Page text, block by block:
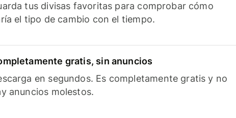
tus divisas favoritas para comprobar cómo
el tipo de cambio con el tiempo.
gratis, sin anuncios
en segundos. Es completamente gratis y no
anuncios molestos.